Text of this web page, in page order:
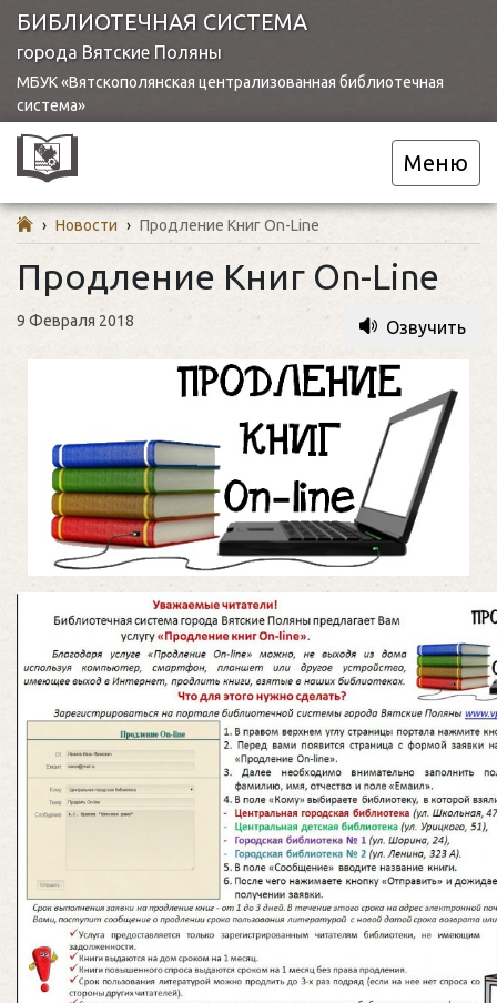
БИБЛИОТЕЧНАЯ СИСТЕМА
города Вятские Поляны
МБУК «Вятскополянская централизованная библиотечная
система»
Меню
› Новости › Продление Книг On-Line
Продление Книг On-Line
9 Февраля 2018 Озвучить